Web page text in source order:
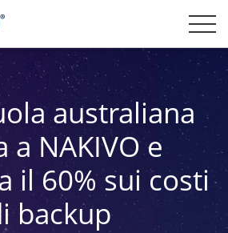
australiana
a NAKIVO e
il 60% sui costi
backup